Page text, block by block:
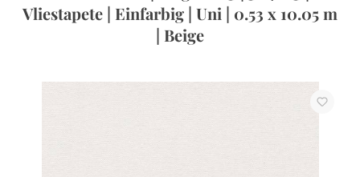
Vliestapete | Einfarbig | Uni | 0.53 x 10.05 m
| Beige